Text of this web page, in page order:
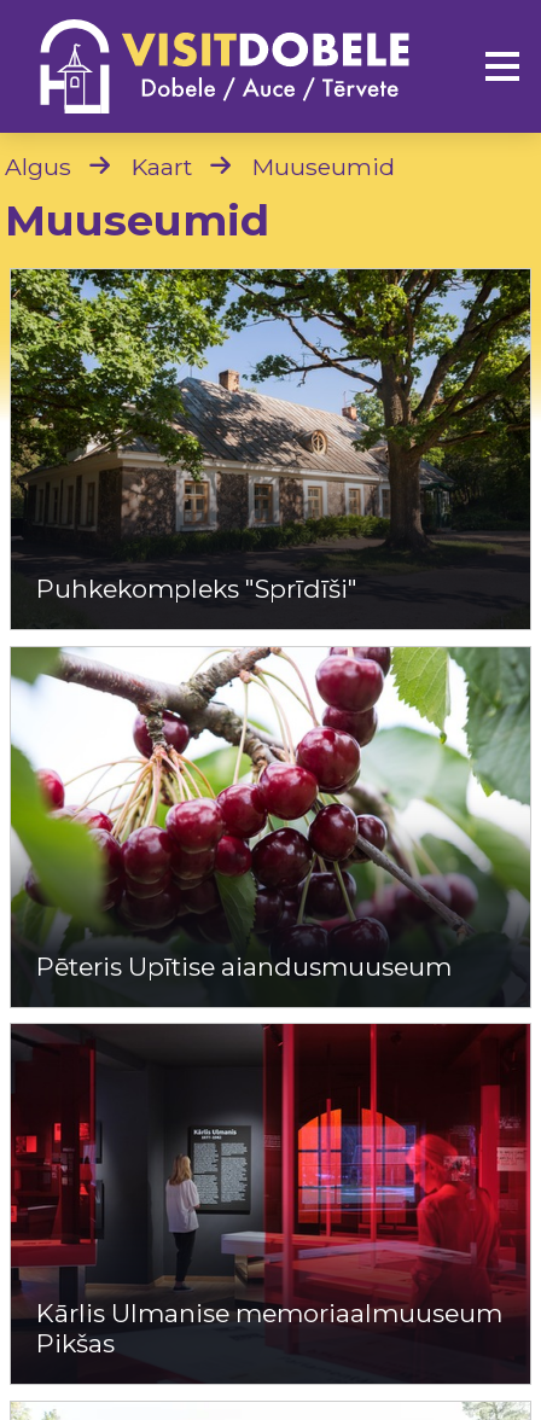
Algus Kaart Muuseumid
Muuseumid
Puhkekompleks "Sprīdīši"
Pēteris Upītise aiandusmuuseum
Kārlis Ulmanise memoriaalmuuseum
Pikšas